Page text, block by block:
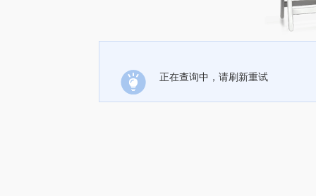
正在查询中，请刷新重试